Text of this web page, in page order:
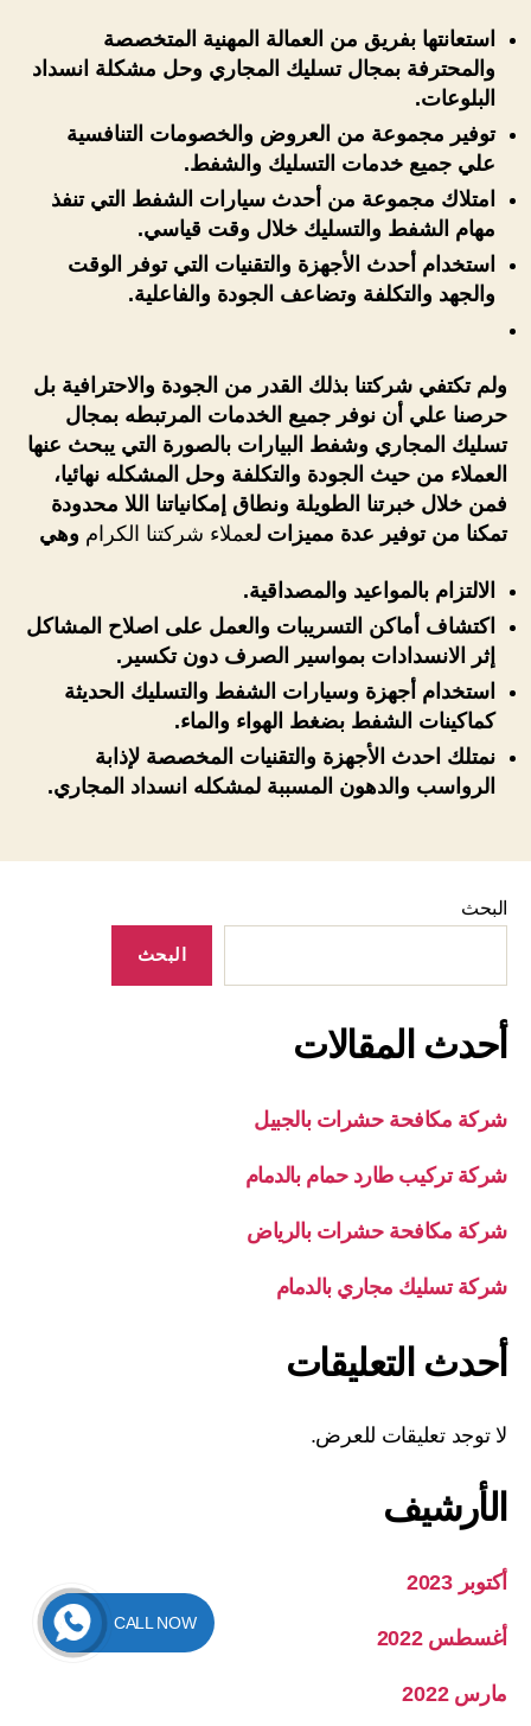
استعانتها بفريق من العمالة المهنية المتخصصة
والمحترفة بمجال تسليك المجاري وحل مشكلة انسداد
البلوعات.
توفير مجموعة من العروض والخصومات التنافسية
علي جميع خدمات التسليك والشفط.
امتلاك مجموعة من أحدث سيارات الشفط التي تنفذ
مهام الشفط والتسليك خلال وقت قياسي.
استخدام أحدث الأجهزة والتقنيات التي توفر الوقت
والجهد والتكلفة وتضاعف الجودة والفاعلية.
ولم تكتفي شركتنا بذلك القدر من الجودة والاحترافية بل
حرصنا علي أن نوفر جميع الخدمات المرتبطه بمجال
تسليك المجاري وشفط البيارات بالصورة التي يبحث عنها
العملاء من حيث الجودة والتكلفة وحل المشكله نهائيا،
فمن خلال خبرتنا الطويلة ونطاق إمكانياتنا اللا محدودة
تمكنا من توفير عدة مميزات لعملاء شركتنا الكرام وهي
الالتزام بالمواعيد والمصداقية.
اكتشاف أماكن التسريبات والعمل على اصلاح المشاكل
إثر الانسدادات بمواسير الصرف دون تكسير.
استخدام أجهزة وسيارات الشفط والتسليك الحديثة
كماكينات الشفط بضغط الهواء والماء.
نمتلك احدث الأجهزة والتقنيات المخصصة لإذابة
الرواسب والدهون المسببة لمشكله انسداد المجاري.
البحث
البحث
أحدث المقالات
شركة مكافحة حشرات بالجبيل
شركة تركيب طارد حمام بالدمام
شركة مكافحة حشرات بالرياض
شركة تسليك مجاري بالدمام
أحدث التعليقات
لا توجد تعليقات للعرض.
الأرشيف
أكتوبر 2023
أغسطس 2022
مارس 2022
CALL NOW